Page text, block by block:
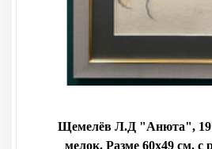
Щемелёв Л.Д "Анюта",
мелок. Разме 60х49 см. с